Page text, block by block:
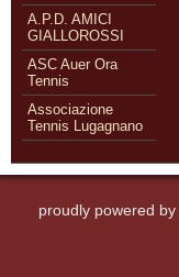
A.P.D. AMICI
GIALLOROSSI
ASC Auer Ora
Tennis
Associazione
Tennis Lugagnano
proudly powered by